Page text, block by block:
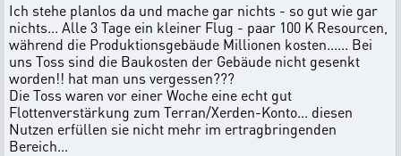
Ich stehe planlos da und mache gar nichts - so gut wie gar
nichts... Alle 3 Tage ein kleiner Flug - paar 100 K Resourcen,
während die Produktionsgebäude Millionen kosten...... Bei
uns Toss sind die Baukosten der Gebäude nicht gesenkt
worden!! hat man uns vergessen???
Die Toss waren vor einer Woche eine echt gut
Flottenverstärkung zum Terran/Xerden-Konto... diesen
Nutzen erfüllen sie nicht mehr im ertragbringenden
Bereich...